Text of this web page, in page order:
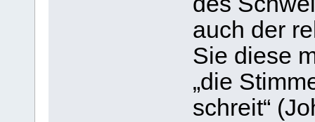
auch der
Sie diese
„die
schreit“